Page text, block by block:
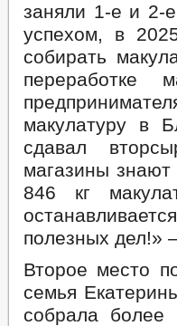
заняли 1-е и 2-
успехом, в
собирать
переработке
макулатуру в
сдавал
магазины
846 кг
полезных дел!»
Второе место
семья
собрала